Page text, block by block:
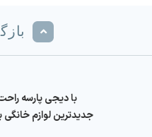
با دیجی پارسه
جدیدترین لوازم